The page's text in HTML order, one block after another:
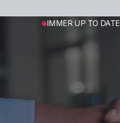
IMMER UP TO DATE